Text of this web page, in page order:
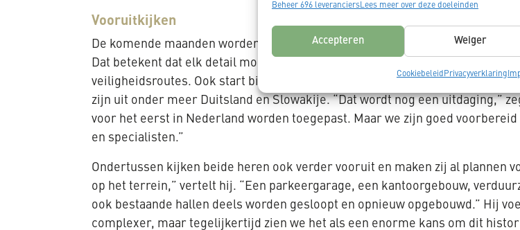
Verschillende apparaten linken, Apparaten identificeren op basis
verzonden informatie.
Zorg dragen voor beveiliging, fraude voorkomen en
fouten opsporen, Advertenties en content leveren
Privacykeuzes opslaan en delen.
Beheer 696 leveranciersLees meer over deze doeleinden
Accepteren Weiger
Cookiebeleid Privacyverklaring
Vooruitkijken
De komende maanden worden spannend. De aansluiting van de nieuwe hal
Dat betekent dat elk detail moet kloppen: van de exacte positionering van
veiligheidsroutes. Ook start binnenkort de installatie van geavanceerde
zijn uit onder meer Duitsland en Slowakije. “Dat wordt nog een uitdaging,”
voor het eerst in Nederland worden toegepast. Maar we zijn goed
en specialisten.”
Ondertussen kijken beide heren ook verder vooruit en maken zij al plannen
op het terrein,” vertelt hij. “Een parkeergarage, een kantoorgebouw,
ook bestaande hallen deels worden gesloopt en opnieuw opgebouwd.” Hij
complexer, maar tegelijkertijd zien we het als een enorme kans om dit